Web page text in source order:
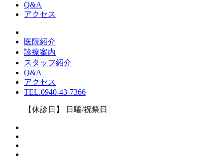
Q&A
アクセス
医院紹介
診療案内
スタッフ紹介
Q&A
アクセス
TEL.0940-43-7366
【休診日】 日曜/祝祭日